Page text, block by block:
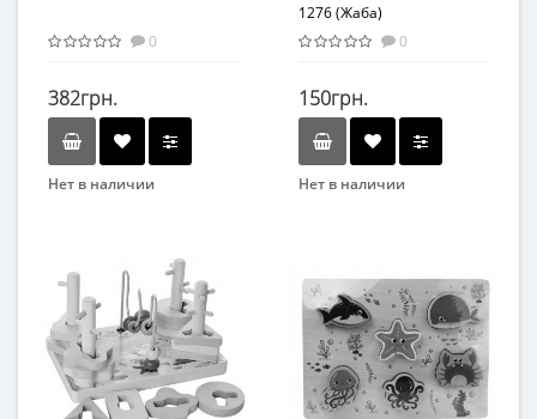
0
382грн.
Нет в наличии
Материал
Дерево
1276 (Жаба)
0
150грн.
Нет в наличии
Балансир
Материал
Дерево